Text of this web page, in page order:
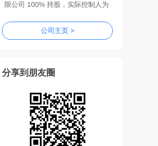
限公司 100% 持股，实际控制人为
，登记机关为沈阳市浑
通讯设备、厨具用品、母婴用品、
服装服饰、家用电器、电子产品、
初级农产品等多品类销售，以及国
内外各类广告设计、制作、代理、
公司主页 >
分享到朋友圈